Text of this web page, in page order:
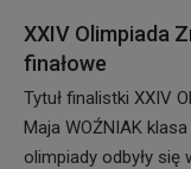
XXIV Olimpiada
finałowe
Tytuł finalistki XXIV
Maja WOŹNIAK
olimpiady odbyły się